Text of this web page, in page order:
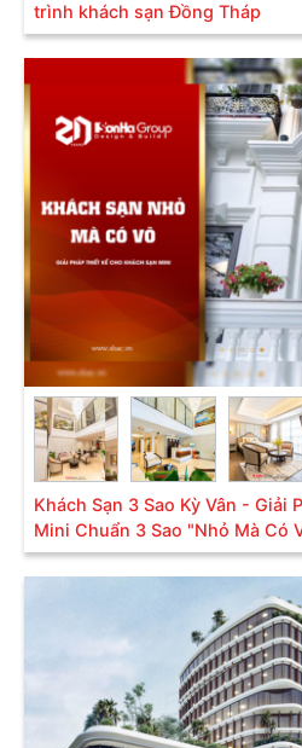
trình khách sạn Đồng Tháp
Khách Sạn 3 Sao Kỳ Vân - Giải
Mini Chuẩn 3 Sao "Nhỏ Mà Có